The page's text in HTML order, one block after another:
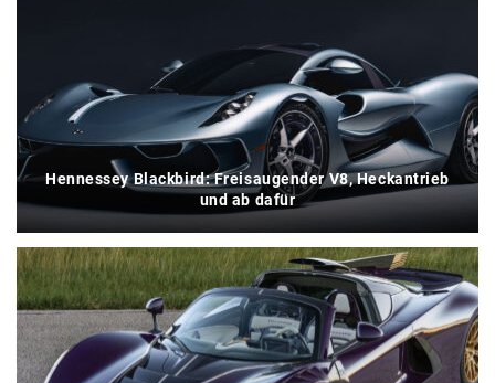
Hennessey Blackbird: Freisaugender V8, Heckantrieb
und ab dafür